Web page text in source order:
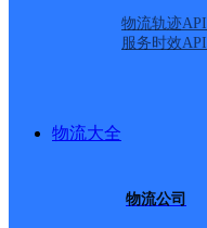
物流轨迹API
服务时效API
物流大全
物流公司